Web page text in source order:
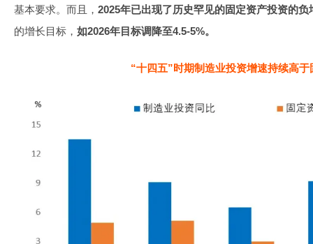
基本要求。而且， 2025年已出现了历史罕见的固定资产投资的负
的增长目标， 如2026年目标调降至4.5-5%。
“十四五”时期制造业投资增速持续高于